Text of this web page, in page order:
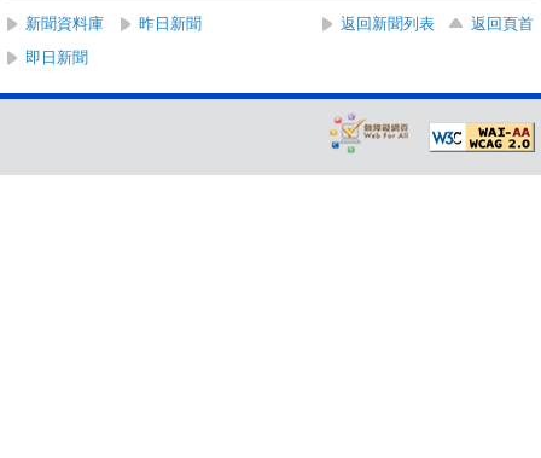
新聞資料庫 昨日新聞 返回新聞列表
返回頁首
即日新聞